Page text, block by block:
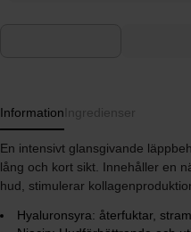
Information Ingredienser
En intensivt glansgivande
lång och kort sikt. Innehåller en
hud, stimulerar
Hyaluronsyra: återfuktar,